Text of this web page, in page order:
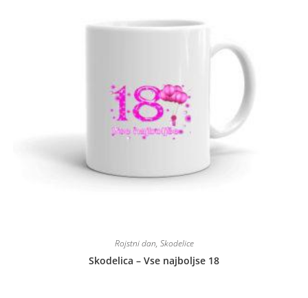
Rojstni dan, Skodelice
Skodelica – Vse najboljse 18